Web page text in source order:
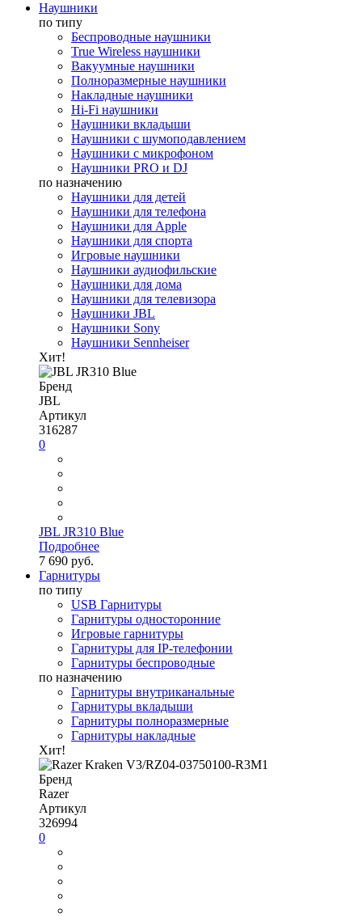
Наушники
по типу
Беспроводные наушники
True Wireless наушники
Вакуумные наушники
Полноразмерные наушники
Накладные наушники
Hi-Fi наушники
Наушники вкладыши
Наушники с шумоподавлением
Наушники с микрофоном
Наушники PRO и DJ
по назначению
Наушники для детей
Наушники для телефона
Наушники для Apple
Наушники для спорта
Игровые наушники
Наушники аудиофильские
Наушники для дома
Наушники для телевизора
Наушники JBL
Наушники Sony
Наушники Sennheiser
Хит!
Бренд
JBL
Артикул
316287
0
JBL JR310 Blue
Подробнее
7 690 руб.
Гарнитуры
по типу
USB Гарнитуры
Гарнитуры односторонние
Игровые гарнитуры
Гарнитуры для IP-телефонии
Гарнитуры беспроводные
по назначению
Гарнитуры внутриканальные
Гарнитуры вкладыши
Гарнитуры полноразмерные
Гарнитуры накладные
Хит!
Бренд
Razer
Артикул
326994
0